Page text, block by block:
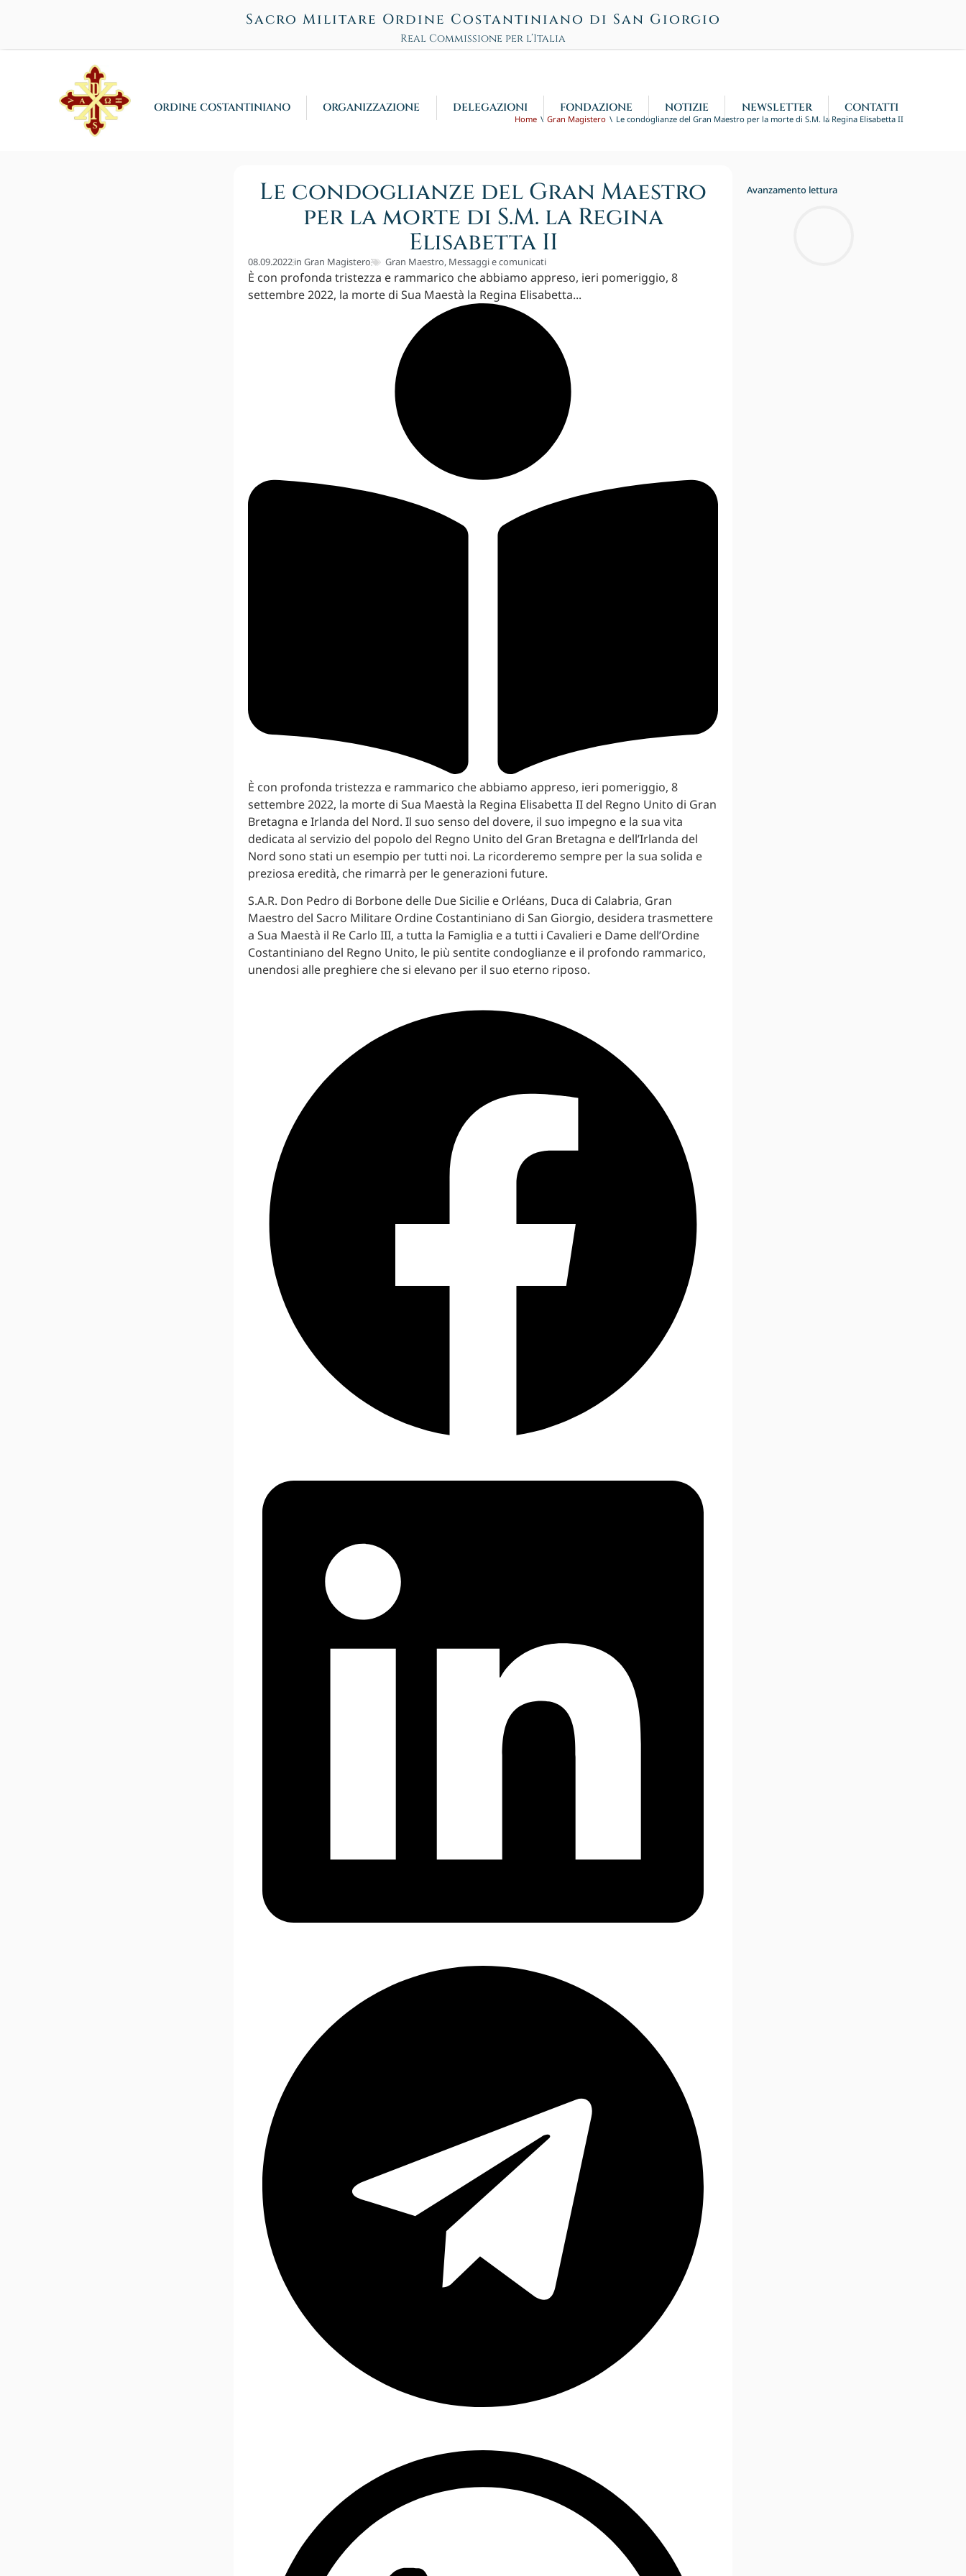
Sacro Militare Ordine Costantiniano di San Giorgio
Real Commissione per l’Italia
ORDINE COSTANTINIANO ORGANIZZAZIONE DELEGAZIONI FONDAZIONE NOTIZIE NEWSLETTER CONTATTI
Home Gran Magistero Le condoglianze del Gran Maestro per la morte di S.M. la Regina Elisabetta II
Le condoglianze del Gran Maestro
per la morte di S.M. la Regina
Elisabetta II
08.09.2022in Gran Magistero Gran Maestro, Messaggi e comunicati
È con profonda tristezza e rammarico che abbiamo appreso, ieri pomeriggio, 8
settembre 2022, la morte di Sua Maestà la Regina Elisabetta...
È con profonda tristezza e rammarico che abbiamo appreso, ieri pomeriggio, 8
settembre 2022, la morte di Sua Maestà la Regina Elisabetta II del Regno Unito di Gran
Bretagna e Irlanda del Nord. Il suo senso del dovere, il suo impegno e la sua vita
dedicata al servizio del popolo del Regno Unito del Gran Bretagna e dell’Irlanda del
Nord sono stati un esempio per tutti noi. La ricorderemo sempre per la sua solida e
preziosa eredità, che rimarrà per le generazioni future.
S.A.R. Don Pedro di Borbone delle Due Sicilie e Orléans, Duca di Calabria, Gran
Maestro del Sacro Militare Ordine Costantiniano di San Giorgio, desidera trasmettere
a Sua Maestà il Re Carlo III, a tutta la Famiglia e a tutti i Cavalieri e Dame dell’Ordine
Costantiniano del Regno Unito, le più sentite condoglianze e il profondo rammarico,
unendosi alle preghiere che si elevano per il suo eterno riposo.
Avanzamento lettura